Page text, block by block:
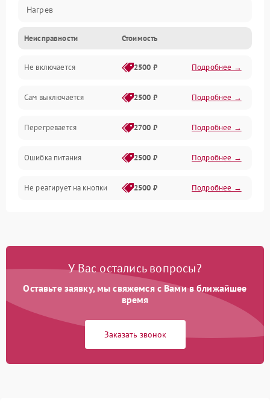
Нагрев
Неисправности Стоимость
Не включается 2500 ₽ Подробнее →
Сам выключается 2500 ₽ Подробнее →
Перегревается 2700 ₽ Подробнее →
Ошибка питания 2500 ₽ Подробнее →
Не реагирует на кнопки 2500 ₽ Подробнее →
У Вас остались вопросы?
Оставьте заявку, мы свяжемся с Вами в ближайшее
время
Заказать звонок